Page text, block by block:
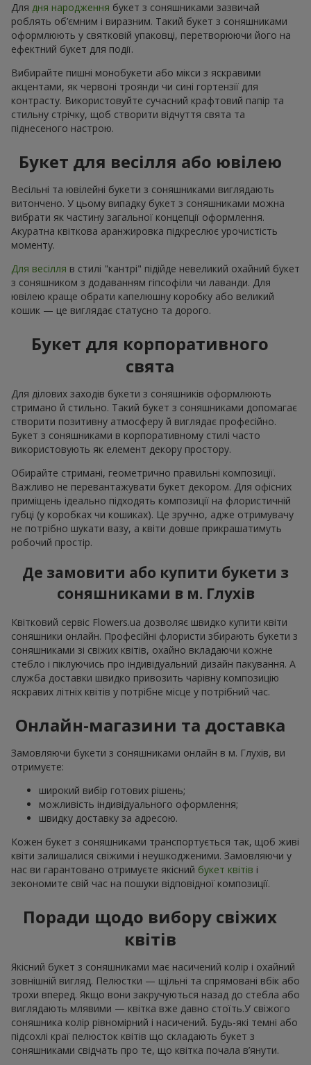
Для дня народження букет з соняшниками зазвичай
роблять об’ємним і виразним. Такий букет з соняшниками
оформлюють у святковій упаковці, перетворюючи його на
ефектний букет для події.
Вибирайте пишні монобукети або мікси з яскравими
акцентами, як червоні троянди чи сині гортензії для
контрасту. Використовуйте сучасний крафтовий папір та
стильну стрічку, щоб створити відчуття свята та
піднесеного настрою.
Букет для весілля або ювілею
Весільні та ювілейні букети з соняшниками виглядають
витончено. У цьому випадку букет з соняшниками можна
вибрати як частину загальної концепції оформлення.
Акуратна квіткова аранжировка підкреслює урочистість
моменту.
Для весілля в стилі "кантрі" підійде невеликий охайний букет
з соняшником з додаванням гіпсофіли чи лаванди. Для
ювілею краще обрати капелюшну коробку або великий
кошик — це виглядає статусно та дорого.
Букет для корпоративного
свята
Для ділових заходів букети з соняшників оформлюють
стримано й стильно. Такий букет з соняшниками допомагає
створити позитивну атмосферу й виглядає професійно.
Букет з соняшниками в корпоративному стилі часто
використовують як елемент декору простору.
Обирайте стримані, геометрично правильні композиції.
Важливо не перевантажувати букет декором. Для офісних
приміщень ідеально підходять композиції на флористичній
губці (у коробках чи кошиках). Це зручно, адже отримувачу
не потрібно шукати вазу, а квіти довше прикрашатимуть
робочий простір.
Де замовити або купити букети з
соняшниками в м. Глухів
Квітковий сервіс Flowers.ua дозволяє швидко купити квіти
соняшники онлайн. Професійні флористи збирають букети з
соняшниками зі свіжих квітів, охайно вкладаючи кожне
стебло і піклуючись про індивідуальний дизайн пакування. А
служба доставки швидко привозить чарівну композицію
яскравих літніх квітів у потрібне місце у потрібний час.
Онлайн-магазини та доставка
Замовляючи букети з соняшниками онлайн в м. Глухів, ви
отримуєте:
широкий вибір готових рішень;
можливість індивідуального оформлення;
швидку доставку за адресою.
Кожен букет з соняшниками транспортується так, щоб живі
квіти залишалися свіжими і неушкодженими. Замовляючи у
нас ви гарантовано отримуєте якісний букет квітів і
зекономите свій час на пошуки відповідної композиції.
Поради щодо вибору свіжих
квітів
Якісний букет з соняшниками має насичений колір і охайний
зовнішній вигляд. Пелюстки — щільні та спрямовані вбік або
трохи вперед. Якщо вони закручуються назад до стебла або
виглядають млявими — квітка вже давно стоїть.У свіжого
соняшника колір рівномірний і насичений. Будь-які темні або
підсохлі краї пелюсток квітів що складають букет з
соняшниками свідчать про те, що квітка почала в’янути.